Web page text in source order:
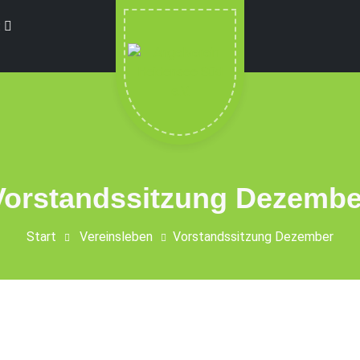
Start Vereinsleben Vorstandssitzung Dezember